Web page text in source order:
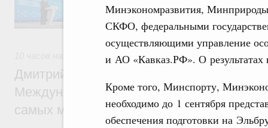
Минэкономразвития,
СКФО, федеральными
осуществляющими управление
и АО «Кавказ.РФ». О результатах
Кроме того, Минспорту,
необходимо до ‍1 ‍сентября
‍обеспечения подготовки на
Молодёжная политика
Дмитрий Чернышенко: В волонтёрский
Международного фестиваля молодёжи
самых мотивированных и активных